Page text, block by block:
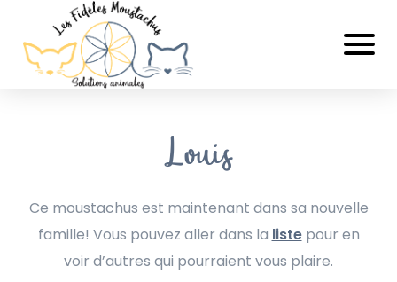
Louis
Ce moustachus est maintenant dans sa nouvelle
famille! Vous pouvez aller dans la listepour en
voir d’autres qui pourraient vous plaire.